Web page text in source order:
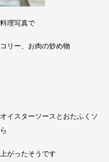
理写真で
リー、お肉の炒め物
イスターソースとおたふくソ
がったそうです